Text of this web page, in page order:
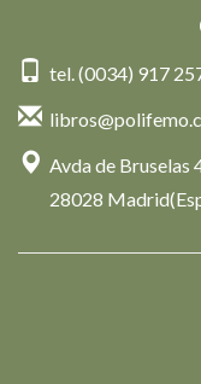
tel. (0034) 917
Avda de Bruselas
28028